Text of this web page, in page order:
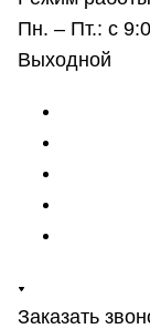
Пн. – Пт.: с
Выходной
Заказать